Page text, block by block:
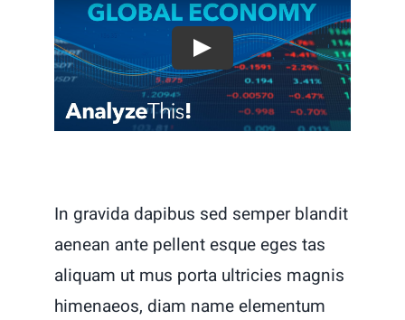
In gravida dapibus sed semper blandit
aenean ante pellent esque eges tas
aliquam ut mus porta ultricies magnis
himenaeos, diam nameelementum